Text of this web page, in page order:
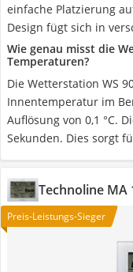
einfache Platzierung
Design fügt sich in
Wie genau misst die
Temperaturen?
Die Wetterstation WS
Innentemperatur im
Auflösung von 0,1 °C.
Sekunden. Dies sorgt
Technoline ‎MA
Preis-Leistungs-Sieger